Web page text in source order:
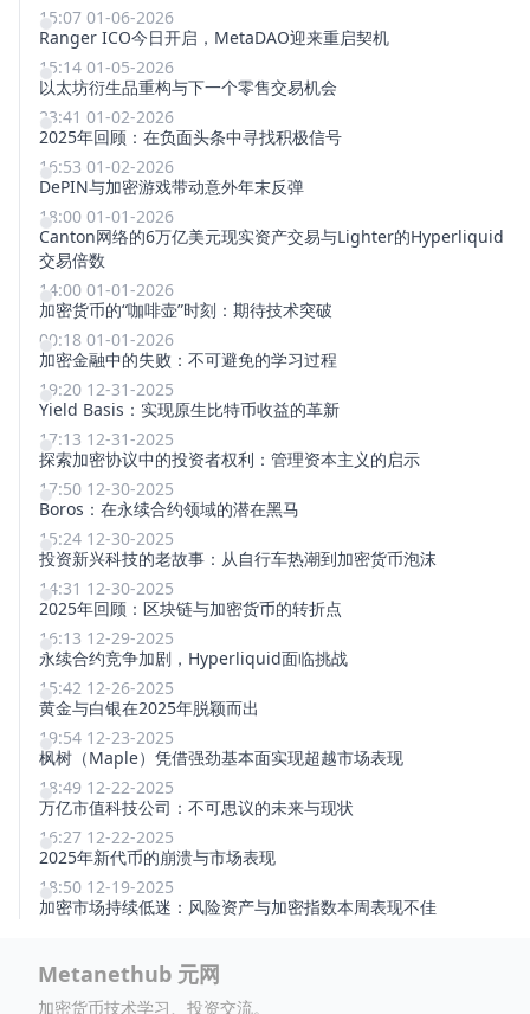
15:07 01-06-2026
Ranger ICO今日开启，MetaDAO迎来重启契机
15:14 01-05-2026
以太坊衍生品重构与下一个零售交易机会
23:41 01-02-2026
2025年回顾：在负面头条中寻找积极信号
16:53 01-02-2026
DePIN与加密游戏带动意外年末反弹
18:00 01-01-2026
Canton网络的6万亿美元现实资产交易与Lighter的Hyperliquid
交易倍数
14:00 01-01-2026
加密货币的“咖啡壶”时刻：期待技术突破
00:18 01-01-2026
加密金融中的失败：不可避免的学习过程
19:20 12-31-2025
Yield Basis：实现原生比特币收益的革新
17:13 12-31-2025
探索加密协议中的投资者权利：管理资本主义的启示
17:50 12-30-2025
Boros：在永续合约领域的潜在黑马
15:24 12-30-2025
投资新兴科技的老故事：从自行车热潮到加密货币泡沫
14:31 12-30-2025
2025年回顾：区块链与加密货币的转折点
16:13 12-29-2025
永续合约竞争加剧，Hyperliquid面临挑战
15:42 12-26-2025
黄金与白银在2025年脱颖而出
19:54 12-23-2025
枫树（Maple）凭借强劲基本面实现超越市场表现
18:49 12-22-2025
万亿市值科技公司：不可思议的未来与现状
16:27 12-22-2025
2025年新代币的崩溃与市场表现
18:50 12-19-2025
加密市场持续低迷：风险资产与加密指数本周表现不佳
Metanethub 元网
加密货币技术学习、投资交流。